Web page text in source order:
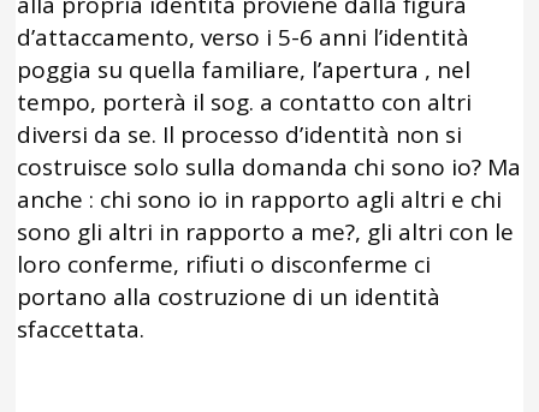
d’attaccamento, verso i 5-6 anni l’identità
poggia su quella familiare, l’apertura , nel
tempo, porterà il sog. a contatto con altri
diversi da se. Il processo d’identità non si
costruisce solo sulla domanda chi sono io? Ma
anche : chi sono io in rapporto agli altri e chi
sono gli altri in rapporto a me?, gli altri con le
loro conferme, rifiuti o disconferme ci
portano alla costruzione di un identità
sfaccettata.